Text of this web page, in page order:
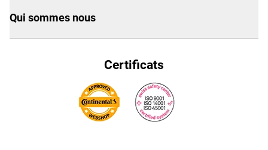
Qui sommes nous
Certificats